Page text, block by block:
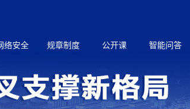
络安全 规章制度 公开课 智能问答